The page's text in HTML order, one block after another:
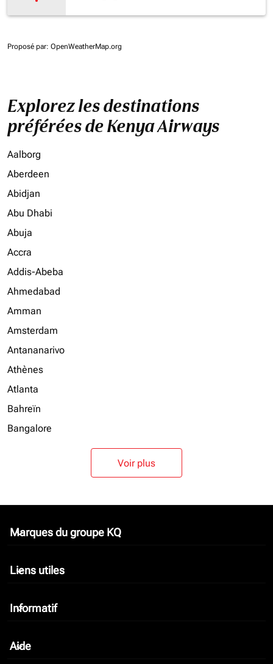
Proposé par: OpenWeatherMap.org
Explorez les destinations
préférées de Kenya Airways
Aalborg
Aberdeen
Abidjan
Abu Dhabi
Abuja
Accra
Addis-Abeba
Ahmedabad
Amman
Amsterdam
Antananarivo
Athènes
Atlanta
Bahreïn
Bangalore
Voir plus
Marques du groupe KQ
keyboard_arrow_down
Liens utiles
keyboard_arrow_down
Informatif
keyboard_arrow_down
Aide
keyboard_arrow_down